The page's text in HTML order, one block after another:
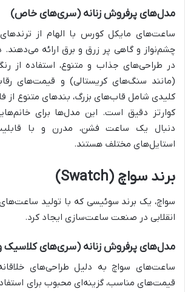
مدل‌های پرفروش زنانه (سری‌های خاص)
ساعت‌های مایکل کورس با الهام از
چشم‌نواز و گاهی پر زرق و برق ارائه
در طراحی‌های جذاب و متنوع، استفاده از
(مانند سنگ‌های کریستالی) و قیمت‌های
کلیدی شامل قاب‌های بزرگ، بندهای متنوع از
کوارتز دقیق است. این مدل‌ها برای
دنبال یک ساعت فشن، مدرن و با
استایل‌های مختلف هستند.
برند سواچ (Swatch)
سواچ، یک برند سوئیسی که با تولید ساعت‌های
انقلابی در صنعت ساعت‌سازی ایجاد کرد.
مدل‌های پرفروش زنانه (سری‌های کلاسیک
ساعت‌های سواچ به دلیل طراحی‌های
قیمت‌های مناسب، گزینه‌ای محبوب برای